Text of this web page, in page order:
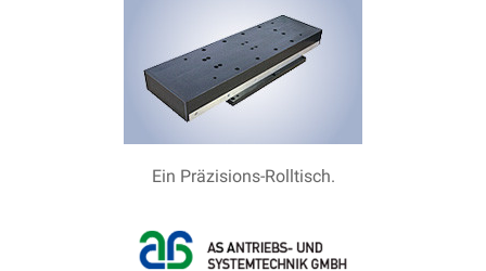
Ein Präzisions-Rolltisch.